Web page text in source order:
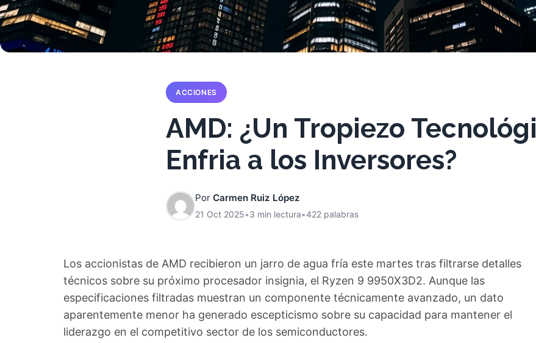
ACCIONES
AMD: ¿Un Tropiezo
Enfria a los Inversores?
Por Carmen Ruiz López
21 Oct 2025•3 min lectura•422 palabras
Los accionistas de AMD recibieron un jarro de agua fría este martes tras filtrarse detalles
técnicos sobre su próximo procesador insignia, el Ryzen 9 9950X3D2. Aunque las
especificaciones filtradas muestran un componente técnicamente avanzado, un dato
aparentemente menor ha generado escepticismo sobre su capacidad para mantener el
liderazgo en el competitivo sector de los semiconductores.